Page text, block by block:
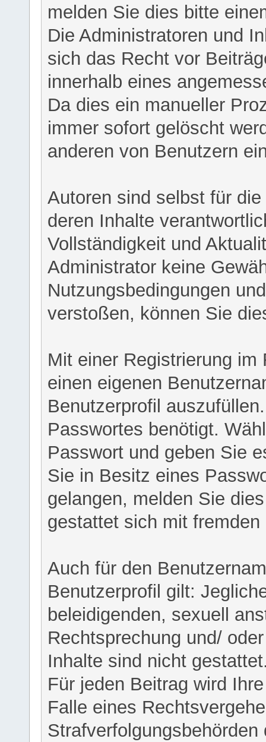
melden Sie dies bitte
Die Administratoren und
sich das Recht vor
innerhalb eines
Da dies ein manueller
immer sofort gelöscht
anderen von Benutzern
Autoren sind selbst für
deren Inhalte
Vollständigkeit und
Administrator keine
Nutzungsbedingungen
verstoßen, können Sie
Mit einer Registrierung
einen eigenen
Benutzerprofil
Passwortes benötigt.
Passwort und geben Sie
Sie in Besitz eines
gelangen, melden Sie
gestattet sich mit
Auch für den
Benutzerprofil gilt:
beleidigenden, sexuell
Rechtsprechung und/
Inhalte sind nicht
Für jeden Beitrag wird
Falle eines